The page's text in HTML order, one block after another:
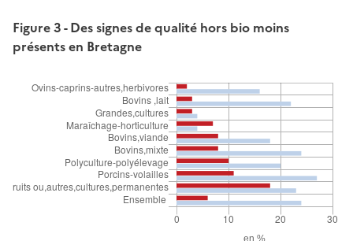
Figure 3 - Des signes de qualité hors bio moins
présents en Bretagne